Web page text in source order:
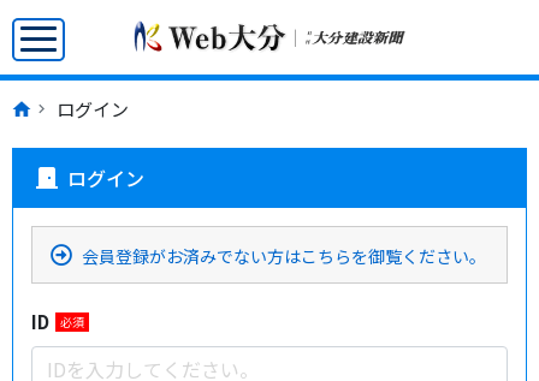
ログイン
door_front ログイン
会員登録がお済みでない方はこちらを御覧ください。
ID 必須